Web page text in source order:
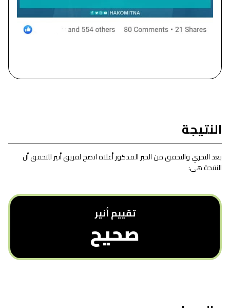
النتيجة
بعد التحري والتحقق من الخبر المذكور أعلاه اتضح لفريق أنير للتحقق أن
النتيجة هي:
تقييم أنیر
صحيح